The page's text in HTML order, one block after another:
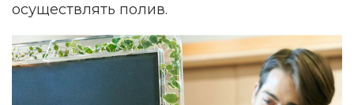
осуществлять полив.